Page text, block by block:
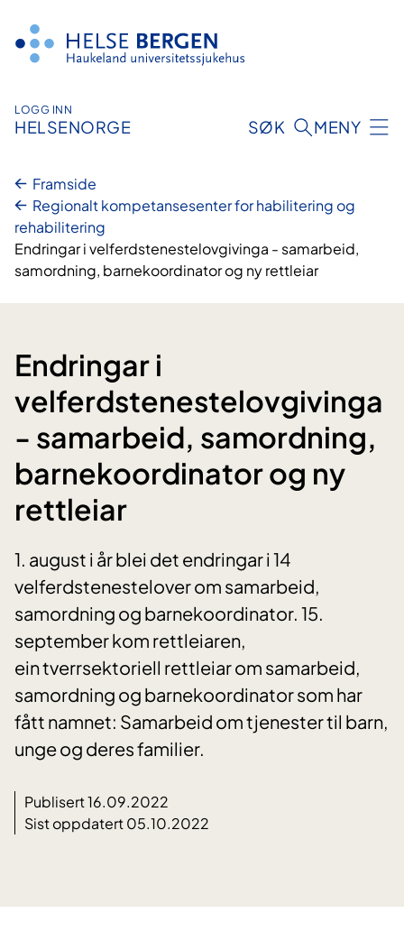
innhald
LOGG INN
HELSENORGE SØK MENY
Framside
Regionalt kompetansesenter for habilitering og
rehabilitering
Endringar i velferdstenestelovgivinga - samarbeid,
samordning, barnekoordinator og ny rettleiar
Endringar i
velferdstenestelovgivinga
- samarbeid, samordning,
barnekoordinator og ny
rettleiar
1. august i år blei det endringar i 14
velferdstenestelover om samarbeid,
samordning og barnekoordinator. 15.
september kom rettleiaren,
ein tverrsektoriell rettleiar om samarbeid,
samordning og barnekoordinator som har
fått namnet: Samarbeid om tjenester til barn,
unge og deres familier.
Publisert 16.09.2022
Sist oppdatert 05.10.2022